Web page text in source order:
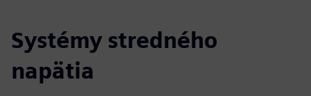
Systémy stredného
napätia